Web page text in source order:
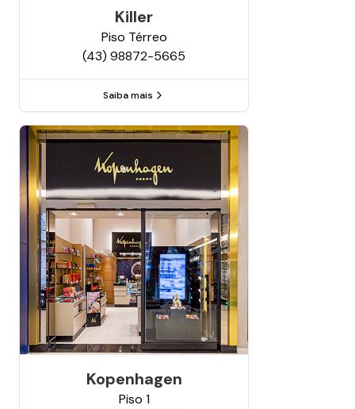
Killer
Piso Térreo
(43) 98872-5665
Saiba mais
Kopenhagen
Piso 1